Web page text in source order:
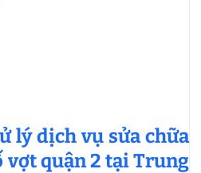
lý dịch vụ sửa chữa
vợt quận 2 tại Trung